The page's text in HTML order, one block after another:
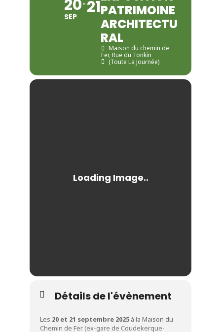
20
SEP 21PATRIMOINE
ARCHITECTU
RAL
Maison du chemin de
Fer, Rue du Tonkin
(Toute La Journée)
Détails de l'évènement
Les 20 et 21 septembre 2025 à la Maison du
Chemin de Fer (ex-gare de Coudekerque-